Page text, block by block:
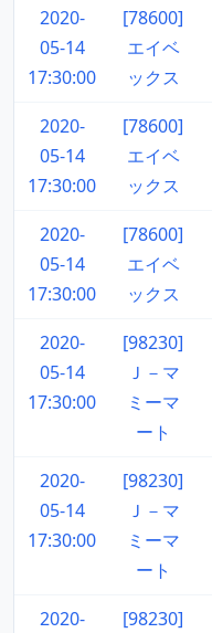
2020-
05-14
17:30:00
[78600]
エイベ
ックス
2020-
05-14
17:30:00
[78600]
エイベ
ックス
2020-
05-14
17:30:00
[78600]
エイベ
ックス
2020-
05-14
17:30:00
[98230]
Ｊ－マ
ミーマ
ート
2020-
05-14
17:30:00
[98230]
Ｊ－マ
ミーマ
ート
2020-
[98230]